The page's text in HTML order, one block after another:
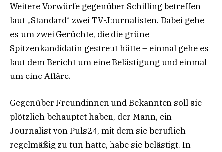
Weitere Vorwürfe gegenüber Schilling betreffen
laut „Standard“ zwei TV-Journalisten. Dabei gehe
es um zwei Gerüchte, die die grüne
Spitzenkandidatin gestreut hätte – einmal gehe es
laut dem Bericht um eine Belästigung und einmal
um eine Affäre.
Gegenüber Freundinnen und Bekannten soll sie
plötzlich behauptet haben, der Mann, ein
Journalist von Puls24, mit dem sie beruflich
regelmäßig zu tun hatte, habe sie belästigt. In